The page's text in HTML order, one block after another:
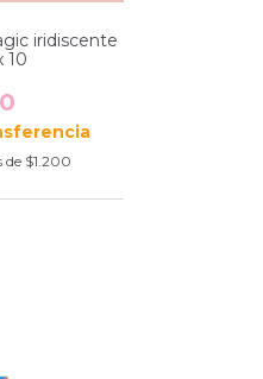
iridiscente
10
de $1.200